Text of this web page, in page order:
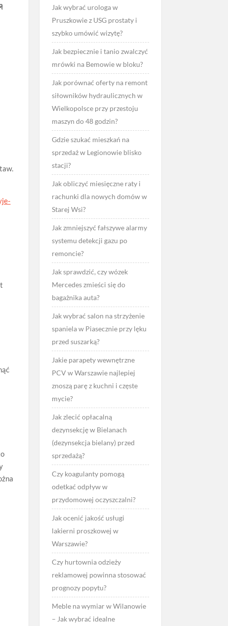
Jak wybrać urologa w
Pruszkowie z USG prostaty i
szybko umówić wizytę?
Jak bezpiecznie i tanio zwalczyć
mrówki na Bemowie w bloku?
Jak porównać oferty na remont
siłowników hydraulicznych w
Wielkopolsce przy przestoju
maszyn do 48 godzin?
Gdzie szukać mieszkań na
sprzedaż w Legionowie blisko
stacji?
Jak obliczyć miesięczne raty i
rachunki dla nowych domów w
Starej Wsi?
Jak zmniejszyć fałszywe alarmy
systemu detekcji gazu po
remoncie?
Jak sprawdzić, czy wózek
Mercedes zmieści się do
bagażnika auta?
Jak wybrać salon na strzyżenie
spaniela w Piasecznie przy lęku
przed suszarką?
Jakie parapety wewnętrzne
PCV w Warszawie najlepiej
znoszą parę z kuchni i częste
mycie?
Jak zlecić opłacalną
dezynsekcję w Bielanach
(dezynsekcja bielany) przed
sprzedażą?
Czy koagulanty pomogą
odetkać odpływ w
przydomowej oczyszczalni?
Jak ocenić jakość usługi
lakierni proszkowej w
Warszawie?
Czy hurtownia odzieży
reklamowej powinna stosować
prognozy popytu?
Meble na wymiar w Wilanowie
– Jak wybrać idealne